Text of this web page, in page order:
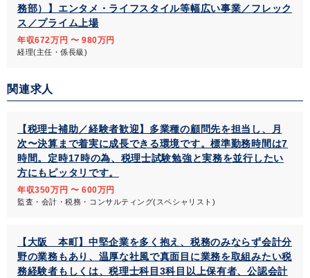
務部）】エンタメ・ライフスタイル等幅広い事業／フレック
ス／プライム上場
年収672万円 〜 980万円
経理(主任・係長級)
関連求人
【税理士補助／経験者歓迎】多業種の顧問先を担当し、月
次〜決算まで着実に成長できる環境です。標準勤務時間は7
時間。定時17時の為、税理士試験勉強と実務を並行したい
方にもピッタリです。
年収350万円 〜 600万円
監査・会計・税務・コンサルティング(スペシャリスト)
【大阪 本町】中堅企業を多く抱え、税務のみならず会計分
野の業務もあり、温厚な社風で真面目に業務を取組みたい税
務経験者もしくは、税理士科目3科目以上保有者、公認会計